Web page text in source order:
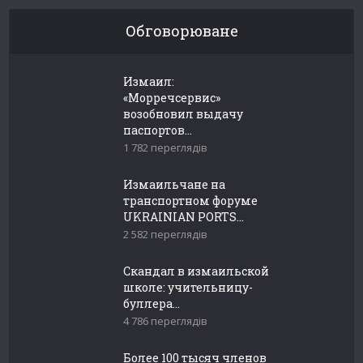
Обговорюване
Измаил:
«Морречсервис»
возобновил выдачу
паспортов...
1 782 переглядів
Измаильчане на
транспортном форуме
UKRAINIAN PORTS...
2 582 переглядів
Скандал в измаильской
школе: учительницу-
буллера...
4 786 переглядів
Более 100 тысяч членов